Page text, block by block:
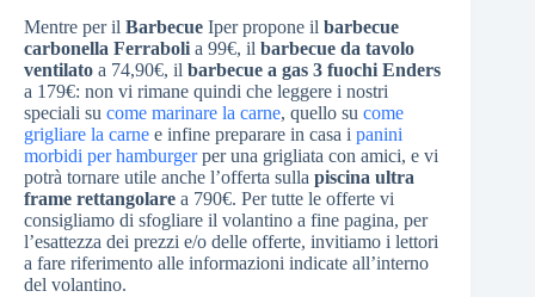
Mentre per il Barbecue Iper propone il barbecue
carbonella Ferraboli a 99€, il barbecue da tavolo
ventilato a 74,90€, il barbecue a gas 3 fuochi Enders
a 179€: non vi rimane quindi che leggere i nostri
speciali su come marinare la carne, quello su come
grigliare la carne e infine preparare in casa i panini
morbidi per hamburgerper una grigliata con amici, e vi
potrà tornare utile anche l’offerta sulla piscina ultra
frame rettangolare a 790€. Per tutte le offerte vi
consigliamo di sfogliare il volantino a fine pagina, per
l’esattezza dei prezzi e/o delle offerte, invitiamo i lettori
a fare riferimento alle informazioni indicate all’interno
del volantino.